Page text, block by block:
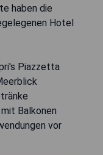
haben die
Hotel
Piazzetta
Balkonen
vor